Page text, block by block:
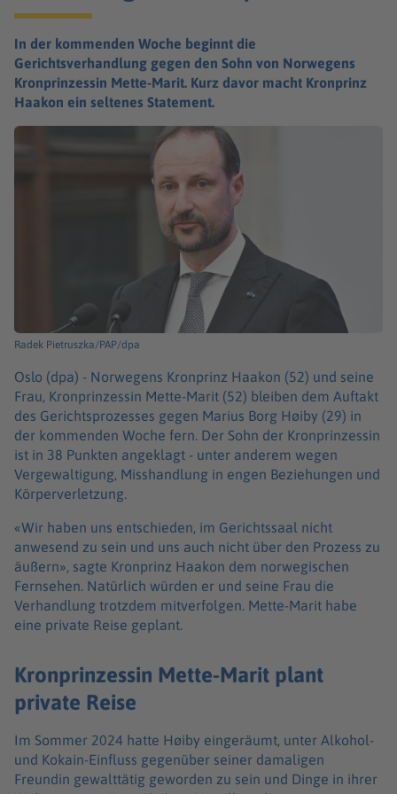
In der kommenden Woche beginnt die
Gerichtsverhandlung gegen den Sohn von Norwegens
Kronprinzessin Mette-Marit. Kurz davor macht Kronprinz
Haakon ein seltenes Statement.
Radek Pietruszka/PAP/dpa
Oslo (dpa) - Norwegens Kronprinz Haakon (52) und seine
Frau, Kronprinzessin Mette-Marit (52) bleiben dem Auftakt
des Gerichtsprozesses gegen Marius Borg Høiby (29) in
der kommenden Woche fern. Der Sohn der Kronprinzessin
ist in 38 Punkten angeklagt - unter anderem wegen
Vergewaltigung, Misshandlung in engen Beziehungen und
Körperverletzung.
«Wir haben uns entschieden, im Gerichtssaal nicht
anwesend zu sein und uns auch nicht über den Prozess zu
äußern», sagte Kronprinz Haakon dem norwegischen
Fernsehen. Natürlich würden er und seine Frau die
Verhandlung trotzdem mitverfolgen. Mette-Marit habe
eine private Reise geplant.
Kronprinzessin Mette-Marit plant
private Reise
Im Sommer 2024 hatte Høiby eingeräumt, unter Alkohol-
und Kokain-Einfluss gegenüber seiner damaligen
Freundin gewalttätig geworden zu sein und Dinge in ihrer